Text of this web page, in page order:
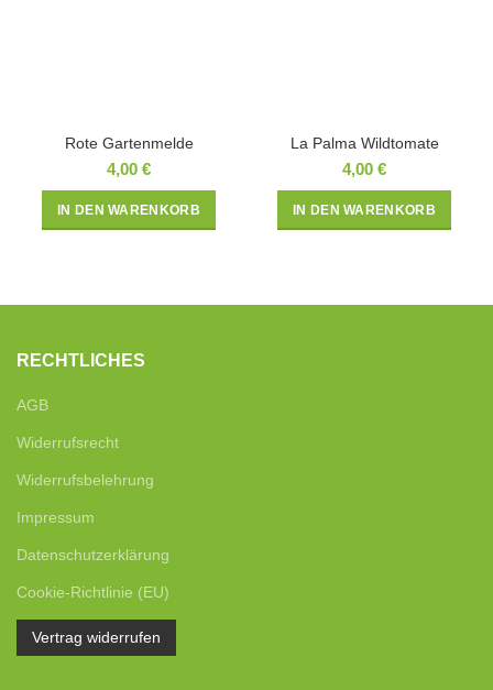
Rote Gartenmelde
4,00 €
IN DEN WARENKORB
La Palma Wildtomate
4,00 €
IN DEN WARENKORB
RECHTLICHES
AGB
Widerrufsrecht
Widerrufsbelehrung
Impressum
Datenschutzerklärung
Cookie-Richtlinie (EU)
Vertrag widerrufen